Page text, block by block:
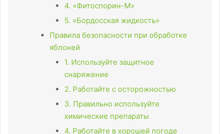
4. «Фитоспорин-М»
5. «Бордосская жидкость»
Правила безопасности при обработке
яблоней
1. Используйте защитное
снаряжение
2. Работайте с осторожностью
3. Правильно используйте
химические препараты
4. Работайте в хорошей погоде